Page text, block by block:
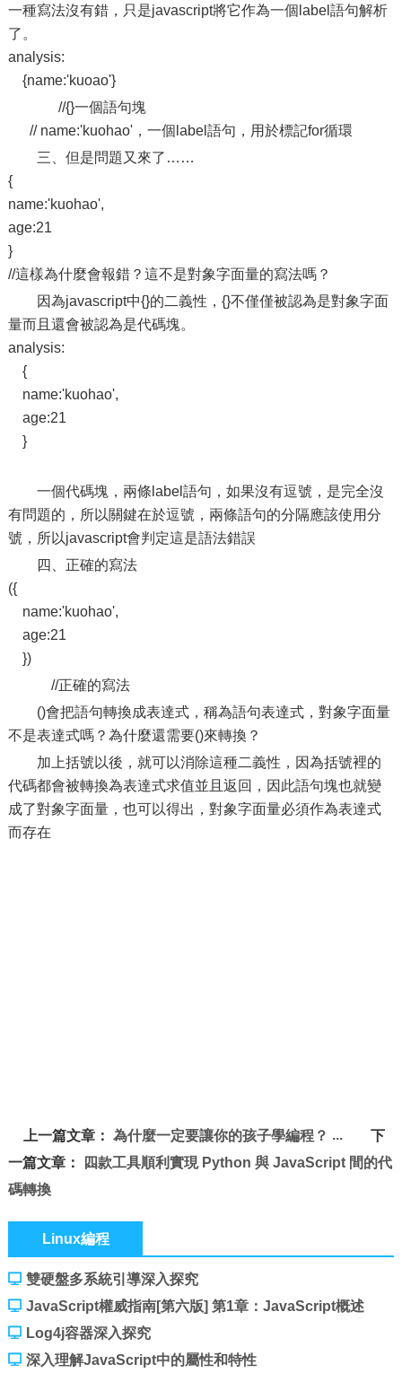
一種寫法沒有錯，只是javascript將它作為一個label語句解析
了。
analysis:
{name:'kuoao'}
//{}一個語句塊
// name:'kuohao'，一個label語句，用於標記for循環
三、但是問題又來了……
{
name:'kuohao',
age:21
}
//這樣為什麼會報錯？這不是對象字面量的寫法嗎？
因為javascript中{}的二義性，{}不僅僅被認為是對象字面
量而且還會被認為是代碼塊。
analysis:
{
name:'kuohao',
age:21
}
一個代碼塊，兩條label語句，如果沒有逗號，是完全沒
有問題的，所以關鍵在於逗號，兩條語句的分隔應該使用分
號，所以javascript會判定這是語法錯誤
四、正確的寫法
({
name:'kuohao',
age:21
})
//正確的寫法
()會把語句轉換成表達式，稱為語句表達式，對象字面量
不是表達式嗎？為什麼還需要()來轉換？
加上括號以後，就可以消除這種二義性，因為括號裡的
代碼都會被轉換為表達式求值並且返回，因此語句塊也就變
成了對象字面量，也可以得出，對象字面量必須作為表達式
而存在
上一篇文章：為什麼一定要讓你的孩子學編程？
下
一篇文章：
四款工具順利實現 Python 與 JavaScript 間的代
碼轉換
Linux編程
雙硬盤多系統引導深入探究
JavaScript權威指南[第六版] 第1章：JavaScript概述
Log4j容器深入探究
深入理解JavaScript中的屬性和特性